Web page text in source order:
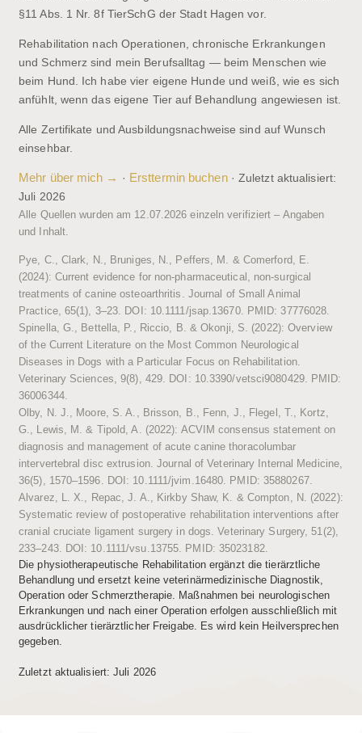
§11 Abs. 1 Nr. 8f TierSchG der Stadt Hagen vor.
Rehabilitation nach Operationen, chronische Erkrankungen
und Schmerz sind mein Berufsalltag — beim Menschen wie
beim Hund. Ich habe vier eigene Hunde und weiß, wie es sich
anfühlt, wenn das eigene Tier auf Behandlung angewiesen ist.
Alle Zertifikate und Ausbildungsnachweise sind auf Wunsch
einsehbar.
Mehr über mich → · Ersttermin buchen· Zuletzt aktualisiert:
Juli 2026
Alle Quellen wurden am 12.07.2026 einzeln verifiziert – Angaben
und Inhalt.
Pye, C., Clark, N., Bruniges, N., Peffers, M. & Comerford, E.
(2024): Current evidence for non-pharmaceutical, non-surgical
treatments of canine osteoarthritis. Journal of Small Animal
Practice, 65(1), 3–23. DOI: 10.1111/jsap.13670. PMID: 37776028.
Spinella, G., Bettella, P., Riccio, B. & Okonji, S. (2022): Overview
of the Current Literature on the Most Common Neurological
Diseases in Dogs with a Particular Focus on Rehabilitation.
Veterinary Sciences, 9(8), 429. DOI: 10.3390/vetsci9080429. PMID:
36006344.
Olby, N. J., Moore, S. A., Brisson, B., Fenn, J., Flegel, T., Kortz,
G., Lewis, M. & Tipold, A. (2022): ACVIM consensus statement on
diagnosis and management of acute canine thoracolumbar
intervertebral disc extrusion. Journal of Veterinary Internal Medicine,
36(5), 1570–1596. DOI: 10.1111/jvim.16480. PMID: 35880267.
Alvarez, L. X., Repac, J. A., Kirkby Shaw, K. & Compton, N. (2022):
Systematic review of postoperative rehabilitation interventions after
cranial cruciate ligament surgery in dogs. Veterinary Surgery, 51(2),
233–243. DOI: 10.1111/vsu.13755. PMID: 35023182.
Die physiotherapeutische Rehabilitation ergänzt die tierärztliche
Behandlung und ersetzt keine veterinärmedizinische Diagnostik,
Operation oder Schmerztherapie. Maßnahmen bei neurologischen
Erkrankungen und nach einer Operation erfolgen ausschließlich mit
ausdrücklicher tierärztlicher Freigabe. Es wird kein Heilversprechen
gegeben.
Zuletzt aktualisiert: Juli 2026